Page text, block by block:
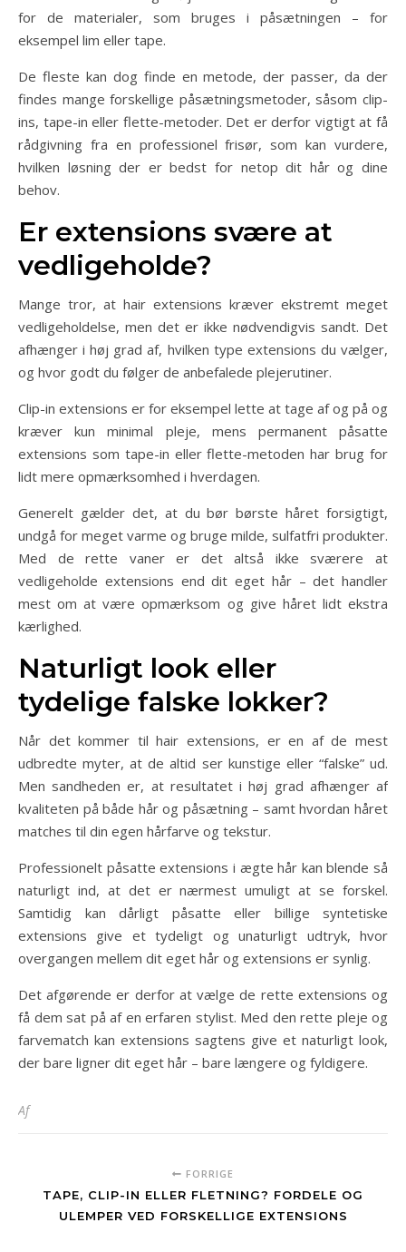
for de materialer, som bruges i påsætningen – for
eksempel lim eller tape.
De fleste kan dog finde en metode, der passer, da der
findes mange forskellige påsætningsmetoder, såsom clip-
ins, tape-in eller flette-metoder. Det er derfor vigtigt at få
rådgivning fra en professionel frisør, som kan vurdere,
hvilken løsning der er bedst for netop dit hår og dine
behov.
Er extensions svære at
vedligeholde?
Mange tror, at hair extensions kræver ekstremt meget
vedligeholdelse, men det er ikke nødvendigvis sandt. Det
afhænger i høj grad af, hvilken type extensions du vælger,
og hvor godt du følger de anbefalede plejerutiner.
Clip-in extensions er for eksempel lette at tage af og på og
kræver kun minimal pleje, mens permanent påsatte
extensions som tape-in eller flette-metoden har brug for
lidt mere opmærksomhed i hverdagen.
Generelt gælder det, at du bør børste håret forsigtigt,
undgå for meget varme og bruge milde, sulfatfri produkter.
Med de rette vaner er det altså ikke sværere at
vedligeholde extensions end dit eget hår – det handler
mest om at være opmærksom og give håret lidt ekstra
kærlighed.
Naturligt look eller
tydelige falske lokker?
Når det kommer til hair extensions, er en af de mest
udbredte myter, at de altid ser kunstige eller “falske” ud.
Men sandheden er, at resultatet i høj grad afhænger af
kvaliteten på både hår og påsætning – samt hvordan håret
matches til din egen hårfarve og tekstur.
Professionelt påsatte extensions i ægte hår kan blende så
naturligt ind, at det er nærmest umuligt at se forskel.
Samtidig kan dårligt påsatte eller billige syntetiske
extensions give et tydeligt og unaturligt udtryk, hvor
overgangen mellem dit eget hår og extensions er synlig.
Det afgørende er derfor at vælge de rette extensions og
få dem sat på af en erfaren stylist. Med den rette pleje og
farvematch kan extensions sagtens give et naturligt look,
der bare ligner dit eget hår – bare længere og fyldigere.
Af
FORRIGE
TAPE, CLIP-IN ELLER FLETNING? FORDELE OG
ULEMPER VED FORSKELLIGE EXTENSIONS